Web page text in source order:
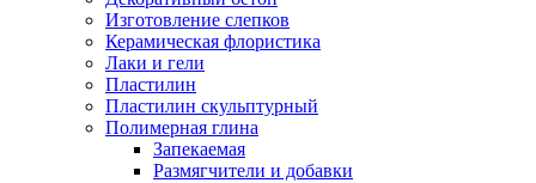
Изготовление слепков
Керамическая флористика
Лаки и гели
Пластилин
Пластилин скульптурный
Полимерная глина
Запекаемая
Размягчители и добавки